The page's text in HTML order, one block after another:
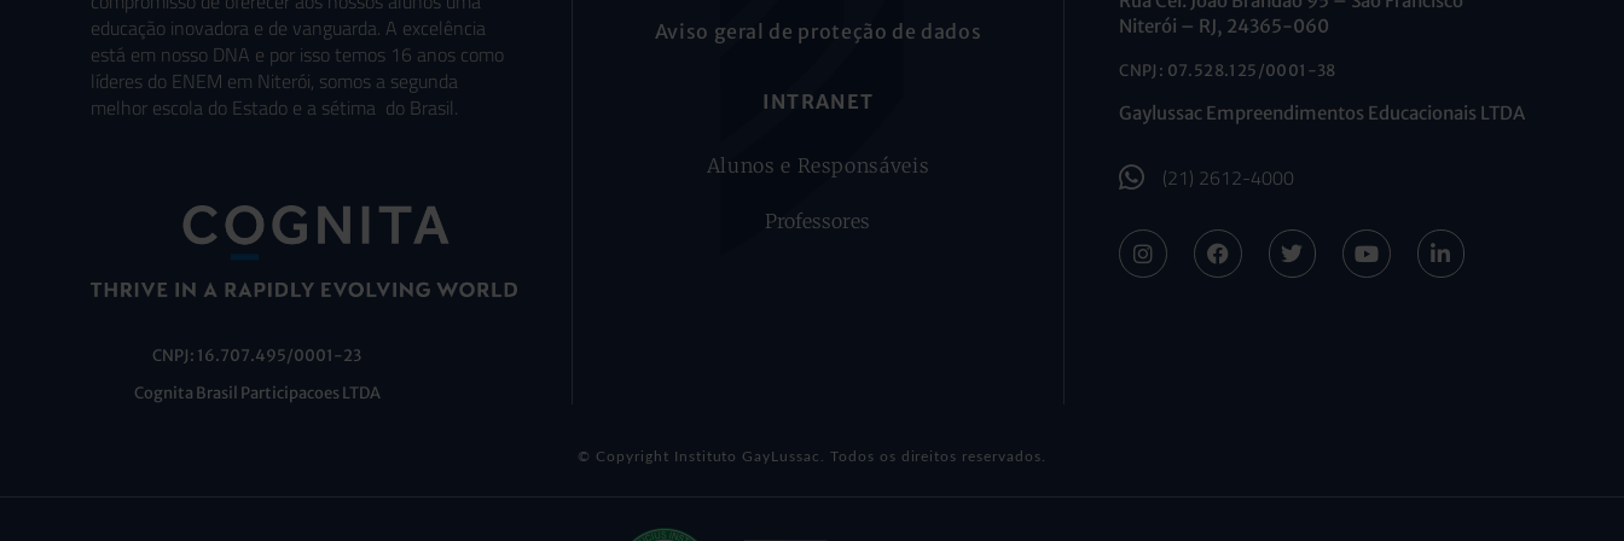
educação inovadora e de vanguarda. A excelência
está em nosso DNA e por isso temos 16 anos como
líderes do ENEM em Niterói, somos a segunda
melhor escola do Estado e a sétima do Brasil.
CNPJ: 16.707.495/0001-23
Cognita Brasil Participacoes LTDA
Aviso geral de proteção de dados
INTRANET
Alunos e Responsáveis
Professores
Niterói – RJ, 24365-060
CNPJ: 07.528.125/0001-38
Gaylussac Empreendimentos Educacionais LTDA
(21) 2612-4000
© Copyright Instituto GayLussac. Todos os direitos reservados.